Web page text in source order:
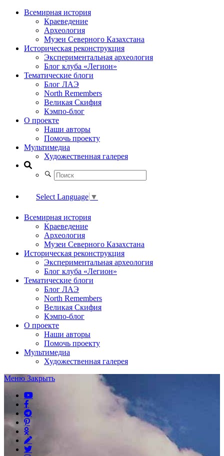
Всемирная история
Краеведение
Археология
Музеи Северного Казахстана
Историческая реконструкция
Экспериментальная археология
Блог клуба «Легион»
Тематические блоги
Блог ЛАЭ
North Remembers
Великая Скифия
Кэмпо-блог
О проекте
Наши авторы
Помочь проекту
Мультимедиа
Художественная галерея
Select Language ▼
Всемирная история
Краеведение
Археология
Музеи Северного Казахстана
Историческая реконструкция
Экспериментальная археология
Блог клуба «Легион»
Тематические блоги
Блог ЛАЭ
North Remembers
Великая Скифия
Кэмпо-блог
О проекте
Наши авторы
Помочь проекту
Мультимедиа
Художественная галерея
Меню Закрыть